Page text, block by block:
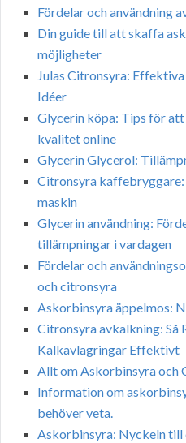
Fördelar och användning
Din guide till att skaffa
möjligheter
Julas Citronsyra:
Idéer
Glycerin köpa: Tips för
kvalitet online
Glycerin Glycerol:
Citronsyra
maskin
Glycerin användning:
tillämpningar i vardagen
Fördelar och
och citronsyra
Askorbinsyra äppelmos:
Citronsyra avkalkning: Så
Kalkavlagringar Effektivt
Allt om Askorbinsyra och
Information om
behöver veta.
Askorbinsyra: Nyckeln